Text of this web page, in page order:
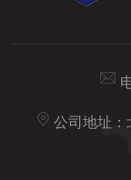
公司地址：